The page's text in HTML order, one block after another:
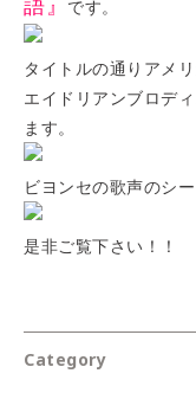
です。
タイトルの通りアメ
エイドリアンブロデ
ます。
ビヨンセの歌声のシ
是非ご覧下さい！！
Category